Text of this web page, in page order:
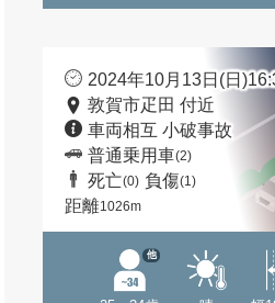
2024年10月13日(日
敦賀市疋田 付近
車両相互 小破事故
普通乗用車(2)
死亡(0) 負傷(1)
距離1026m
他